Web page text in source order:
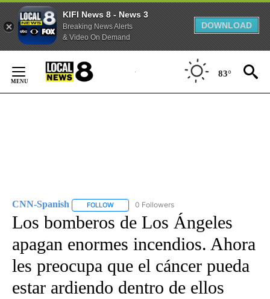
KIFI News 8 - News 3
Breaking News Alerts
& Video On Demand
DOWNLOAD
Content
83°
CNN-Spanish FOLLOW FOLLOW "CNN-SPANISH" TO RECEIVE
0 Followers
Los bomberos de Los Ángeles
apagan enormes incendios. Ahora
les preocupa que el cáncer pueda
estar ardiendo dentro de ellos